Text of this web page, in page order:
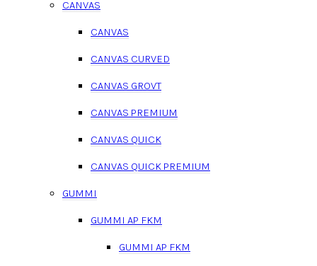
CANVAS
CANVAS
CANVAS CURVED
CANVAS GROVT
CANVAS PREMIUM
CANVAS QUICK
CANVAS QUICK PREMIUM
GUMMI
GUMMI AP FKM
GUMMI AP FKM